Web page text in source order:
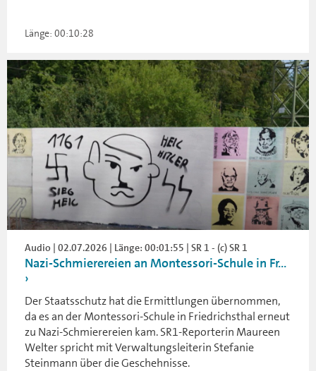
Länge: 00:10:28
Audio | 02.07.2026 | Länge: 00:01:55 | SR 1 - (c) SR 1
Nazi-Schmierereien an Montessori-Schule in Fr...
Der Staatsschutz hat die Ermittlungen übernommen,
da es an der Montessori-Schule in Friedrichsthal erneut
zu Nazi-Schmierereien kam. SR1-Reporterin Maureen
Welter spricht mit Verwaltungsleiterin Stefanie
Steinmann über die Geschehnisse.